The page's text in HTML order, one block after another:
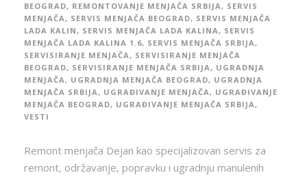
BEOGRAD, REMONTOVANJE MENJAČA SRBIJA, SERVIS
MENJAČA, SERVIS MENJAČA BEOGRAD, SERVIS MENJAČA
LADA KALIN, SERVIS MENJAČA LADA KALINA, SERVIS
MENJAČA LADA KALINA 1.6, SERVIS MENJAČA SRBIJA,
SERVISIRANJE MENJAČA, SERVISIRANJE MENJAČA
BEOGRAD, SERVISIRANJE MENJAČA SRBIJA, UGRADNJA
MENJAČA, UGRADNJA MENJAČA BEOGRAD, UGRADNJA
MENJAČA SRBIJA, UGRAĐIVANJE MENJAČA, UGRAĐIVANJE
MENJAČA BEOGRAD, UGRAĐIVANJE MENJAČA SRBIJA,
VESTI
Remont menjača Dejan kao specijalizovan servis za
remont, održavanje, popravku i ugradnju manulenih